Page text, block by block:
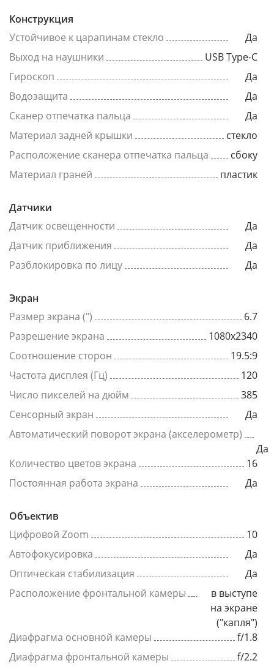
Конструкция
Устойчивое к царапинам стекло
Да
Выход на наушники
USB Type-C
Гироскоп
Да
Водозащита
Да
Сканер отпечатка пальца
Да
Материал задней крышки
стекло
Расположение сканера отпечатка пальца
сбоку
Материал граней
пластик
Датчики
Датчик освещенности
Да
Датчик приближения
Да
Разблокировка по лицу
Да
Экран
Размер экрана (")
6.7
Разрешение экрана
1080x2340
Соотношение сторон
19.5:9
Частота дисплея (Гц)
120
Число пикселей на дюйм
385
Сенсорный экран
Да
Автоматический поворот экрана (акселерометр)
Да
Количество цветов экрана
16
Постоянная работа экрана
Да
Объектив
Цифровой Zoom
10
Автофокусировка
Да
Оптическая стабилизация
Да
Расположение фронтальной камеры
в выступе
на экране
("капля")
Диафрагма основной камеры
f/1.8
Диафрагма фронтальной камеры
f/2.2